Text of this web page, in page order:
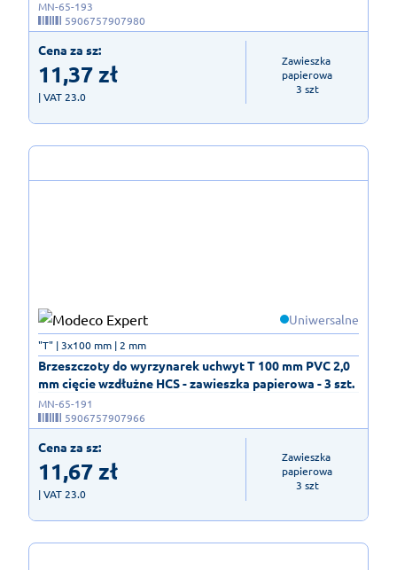
MN-65-193
5906757907980
Cena za sz:
11,37zł
| VAT 23.0
Zawieszka
papierowa
3 szt
Uniwersalne
Brzeszczoty do wyrzynarek uchwyt T 100 mm PVC 2,0
mm cięcie wzdłużne HCS - zawieszka papierowa - 3 szt.
"T" | 3x100 mm | 2 mm
MN-65-191
5906757907966
Cena za sz:
11,67zł
| VAT 23.0
Zawieszka
papierowa
3 szt